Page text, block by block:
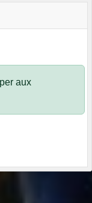
aux